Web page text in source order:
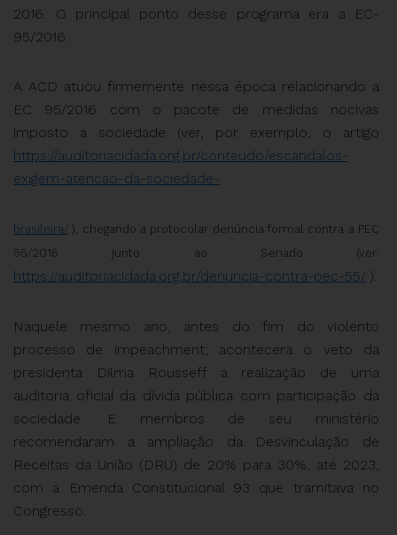
2016. O principal ponto desse programa era a EC-
95/2016.
A ACD atuou firmemente nessa época relacionando a
EC 95/2016 com o pacote de medidas nocivas
imposto à sociedade (ver, por exemplo, o artigo
https://auditoriacidada.org.br/conteudo/escandalos-
exigem-atencao-da-sociedade-
brasileira/ ), chegando a protocolar denúncia formal contra a PEC
55/2016 junto ao Senado (ver:
https://auditoriacidada.org.br/denuncia-contra-pec-55/ ).
Naquele mesmo ano, antes do fim do violento
processo de impeachment, acontecera o veto da
presidenta Dilma Rousseff à realização de uma
auditoria oficial da dívida pública com participação da
sociedade. E membros de seu ministério
recomendaram a ampliação da Desvinculação de
Receitas da União (DRU) de 20% para 30%, até 2023,
com a Emenda Constitucional 93 que tramitava no
Congresso.